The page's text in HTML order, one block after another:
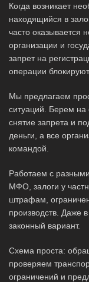
Когда возникает
находящийся в
часто оказывается
организации и
запрет на
операции
Мы предлагаем
ситуаций. Берем на
снятие запрета и
деньги, а все
командой.
Работаем с
МФО, залоги у
штрафам,
производств. Даже
законный вариант.
Схема проста:
проверяем
ограничений и